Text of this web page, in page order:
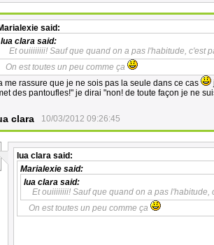
said:
lua clara said:
Et ouiiiiiiii! Sauf que quand on a pas l'habitude, c'est
On est toutes un peu comme ça
me rassure que je ne sois pas la seule dans ce cas
des pantoufles!" je dirai "non! de toute façon je ne
clara 10/03/2012 09:26:45
lua clara said:
Marialexie said:
lua clara said:
Et ouiiiiiiii! Sauf que quand on a pas l'habitude,
On est toutes un peu comme ça